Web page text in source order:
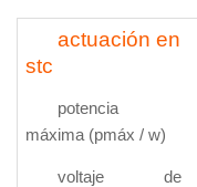
actuación en
stc
potencia
máxima (pmáx / w)
voltaje de